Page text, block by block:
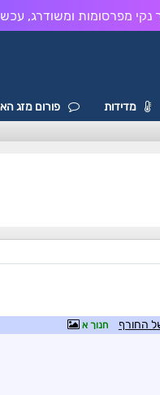
נקי מפרסומות ומשודרג,
מדידות פורום מזג
חנוך א